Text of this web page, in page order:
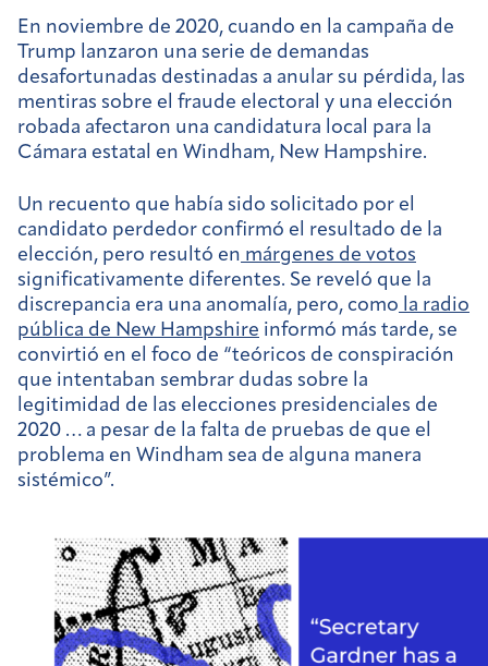
En noviembre de 2020, cuando en la campaña de
Trump lanzaron una serie de demandas
desafortunadas destinadas a anular su pérdida, las
mentiras sobre el fraude electoral y una elección
robada afectaron una candidatura local para la
Cámara estatal en Windham, New Hampshire.
Un recuento que había sido solicitado por el
candidato perdedor confirmó el resultado de la
elección, pero resultó en márgenes de votos
significativamente diferentes. Se reveló que la
discrepancia era una anomalía, pero, como la radio
pública de New Hampshire informó más tarde, se
convirtió en el foco de “teóricos de conspiración
que intentaban sembrar dudas sobre la
legitimidad de las elecciones presidenciales de
2020 … a pesar de la falta de pruebas de que el
problema en Windham sea de alguna manera
sistémico”.